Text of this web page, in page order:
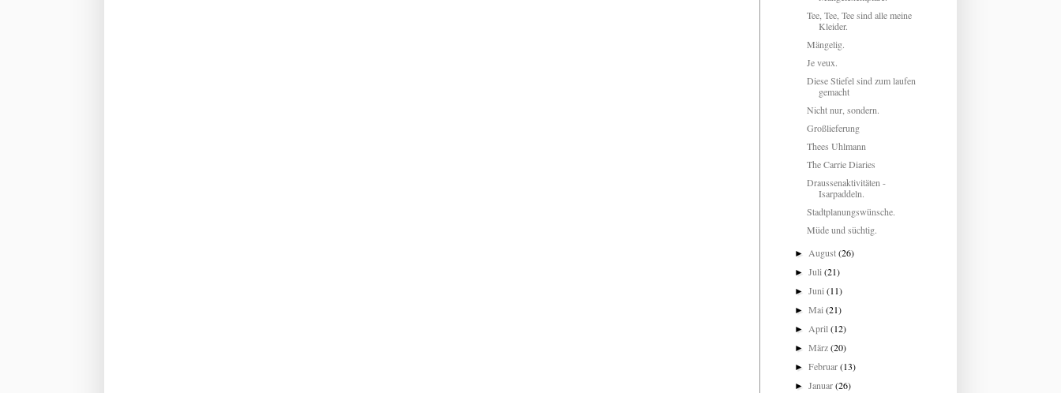
Tee, Tee, Tee sind alle meine
Kleider.
Mängelig.
Je veux.
Diese Stiefel sind zum laufen
gemacht
Nicht nur, sondern.
Großlieferung
Thees Uhlmann
The Carrie Diaries
Draussenaktivitäten -
Isarpaddeln.
Stadtplanungswünsche.
Müde und süchtig.
►August(26)
►Juli(21)
►Juni(11)
►Mai(21)
►April(12)
►März(20)
►Februar(13)
►Januar(26)